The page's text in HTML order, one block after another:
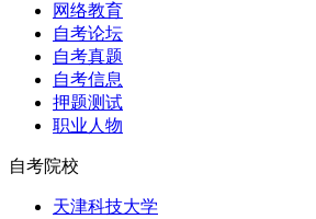
网络教育
自考论坛
自考真题
自考信息
押题测试
职业人物
自考院校
天津科技大学